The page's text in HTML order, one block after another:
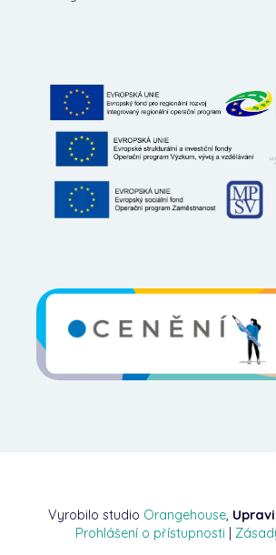
Vyrobilo studio Orangehouse,
Prohlášení o přístupnosti |